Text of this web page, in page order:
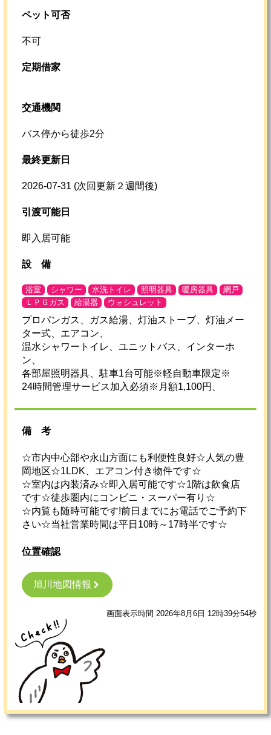
ペット可否
不可
定期借家
交通機関
バス停から徒歩2分
最終更新日
2026-07-31 (次回更新２週間後)
引渡可能日
即入居可能
設 備
浴室 シャワー 水洗トイレ 照明器具 暖房器具
網戸
ＬＰＧガス
給湯器 ウォシュレット
プロパンガス、ガス給湯、灯油ストーブ、灯油メー
ター式、エアコン、
温水シャワートイレ、ユニットバス、インターホ
ン、
各部屋照明器具、駐車1台可能※軽自動車限定※
24時間管理サービス加入必須※月額1,100円、
備考
☆市内中心部や永山方面にも利便性良好☆人気の豊
岡地区☆1LDK、エアコン付き物件です☆
☆室内は内装済み☆即入居可能です☆1階は飲食店
です☆徒歩圏内にコンビニ・スーパー有り☆
☆内覧も随時可能です!前日までにお電話でご予約下
さい☆当社営業時間は平日10時～17時半です☆
位置確認
旭川地図情報
画面表示時間 2026年8月6日 12時39分54秒